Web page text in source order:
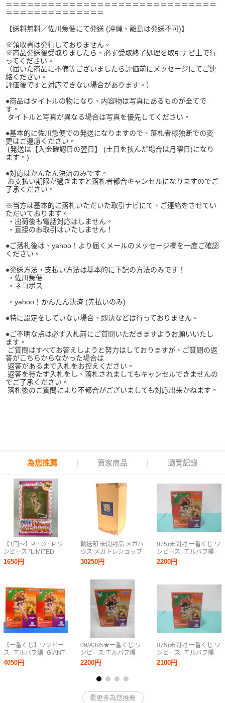
＝＝＝＝＝＝＝＝＝＝＝＝＝＝＝＝＝＝＝＝＝＝＝＝＝＝＝＝＝＝
＝＝＝＝＝＝＝＝＝＝＝＝＝＝
【送料無料／佐川急便にて発送 (沖縄、離島は発送不可)】
※領収書は発行しておりません。
※商品発送後受取りましたら、必ず受取終了処理を取引ナビ上で行
ってください。
（届いた商品に不備等ございましたら評価前にメッセージにてご連
絡ください。
評価後ですと対応できない場合があります。）
●商品はタイトルの物になり、内容物は写真にあるものが全てで
す。
タイトルと写真が異なる場合は写真を優先してください。
●基本的に佐川急便での発送になりますので、落札者様独断での変
更はご遠慮ください。
(発送は【入金確認日の翌日】 (土日を挟んだ場合は月曜日)になり
ます。)
●対応はかんたん決済のみです。
お支払い期限が過ぎますと落札者都合キャンセルになりますのでご
了承ください。
※当方は基本的に落札いただいた取引ナビにて、ご連絡をさせてい
ただいております。
・出荷後も電話対応はしません。
・直接のお取引はいたしません！
●ご落札後は、yahoo！より届くメールのメッセージ欄を一度ご確認
ください。
●発送方法・支払い方法は基本的に下記の方法のみです！
・佐川急便
・ネコポス
・yahoo！かんたん決済 (先払いのみ)
●特に設定をしていない場合、即決などは行っておりません。
●ご不明な点は必ず入札前にご質問いただきますようお願いいたし
ます。
ご質問はすべてお答えしようと努力はしておりますが、ご質問の返
答がこちらからなかった場合は
返答があるまで入札をお控えください。
返答を待たず入札をし、落札されましてもキャンセルできませんの
でご了承ください。
落札後のご質問により不都合がございましても対応出来かねます。
為您推薦 賣家商品 瀏覽記錄
【1円～】P．O．P ワ
ンピース ”LIMITED
EDITION” ナミver．
1650円
【一番くじ】ワンピー
ス -エルバフ編- GIANT
BASH!! Vol.1 C賞 ナミ
MASTERLISE
4050円
輸送箱 未開封品 メガハ
ウス メガトレショップ
B-style ONE PIECE ワ
ンピース ナミ 水着Ver
30250円
09/A395★一番くじ ワ
ンピース エルバフ編
GIANT BASH!! Vol.1 C
賞 ナミ MASTERLISE
EXPIECE★バンダイス
ピリッツ★外箱開封済
み 中古品
2200円
075)未開封 一番くじ ワ
ンピース -エルバフ編-
GIANT BASH!! Vol.1 C
賞 ナミ MASTERLISE
2200円
075)未開封 一番くじ ワ
ンピース -エルバフ編-
GIANT BASH!! Vol.1 C
賞 ナミ MASTERLISE
2100円
看更多為您推薦